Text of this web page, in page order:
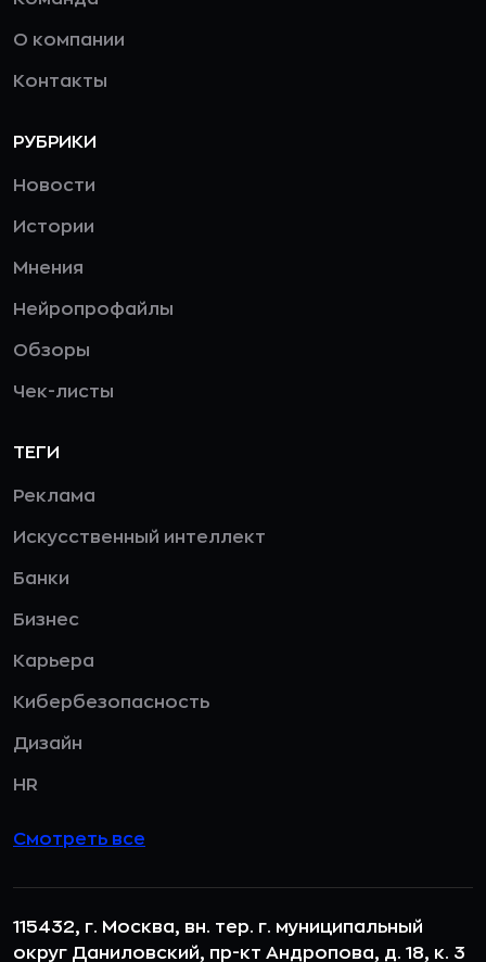
О компании
Контакты
РУБРИКИ
Новости
Истории
Мнения
Нейропрофайлы
Обзоры
Чек-листы
ТЕГИ
Реклама
Искусственный интеллект
Банки
Бизнес
Карьера
Кибербезопасность
Дизайн
HR
Смотреть все
115432, г. Москва, вн. тер. г. муниципальный
округ Даниловский, пр-кт Андропова, д. 18, к. 3